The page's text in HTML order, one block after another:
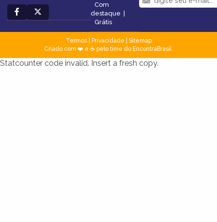
Com
destaque |
Grátis
Termos| Privacidade
Sitemap
Criado com ❤️ e ☕ pelo time do EncontraBrasil
Statcounter code invalid. Insert a fresh copy.